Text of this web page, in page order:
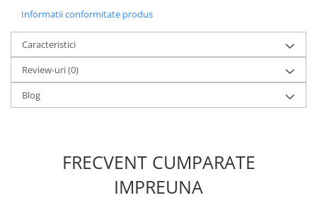
Informatii conformitate produs
Caracteristici
Review-uri(0)
Blog
FRECVENT CUMPARATE
IMPREUNA